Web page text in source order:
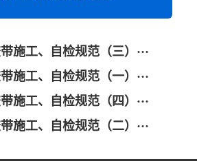
施工、自检规范（三）···
施工、自检规范（一）···
施工、自检规范（四）···
施工、自检规范（二）···